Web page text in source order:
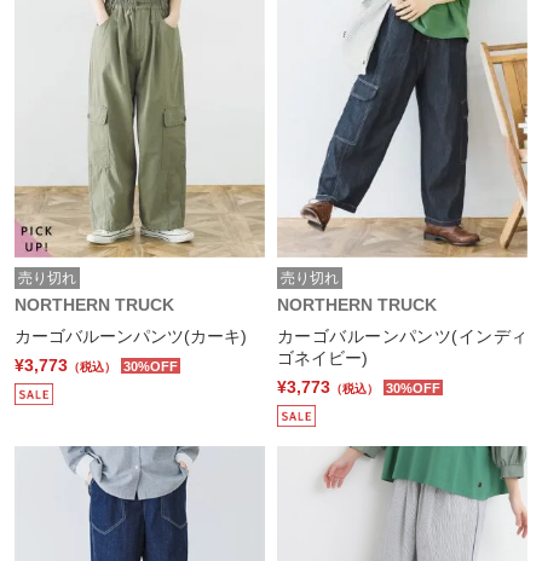
売り切れ
NORTHERN TRUCK
カーゴバルーンパンツ(カーキ)
¥3,773 （税込） 30%OFF
売り切れ
NORTHERN TRUCK
カーゴバルーンパンツ(インディ
ゴネイビー)
¥3,773 （税込） 30%OFF